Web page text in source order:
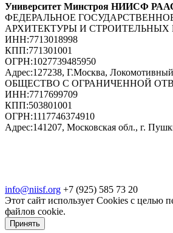
Университет Минстроя НИИСФ
ФЕДЕРАЛЬНОЕ
АРХИТЕКТУРЫ И СТРОИТЕЛЬНЫХ
ИНН:7713018998
КПП:771301001
ОГРН:1027739485950
Адрес:127238, Г.Москва, Локомотивный
ОБЩЕСТВО С ОГРАНИЧЕННОЙ
ИНН:7717699709
КПП:503801001
ОГРН:1117746374910
Адрес:141207, Московская обл., г.
info@niisf.org +7 (925) 585 73 20
Этот сайт использует Cookies с целью
файлов cookie.
Принять